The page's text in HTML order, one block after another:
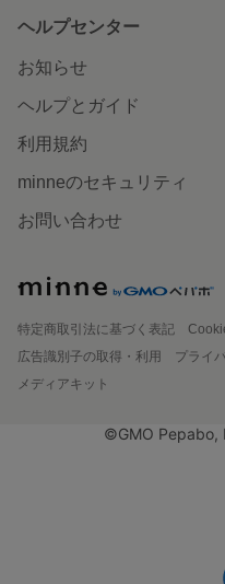
ヘルプセンター
お知らせ
ヘルプとガイド
利用規約
minneのセキュリティ
お問い合わせ
特定商取引法に基づく表記
広告識別子の取得・利用
プライ
メディアキット
©GMO Pepabo,